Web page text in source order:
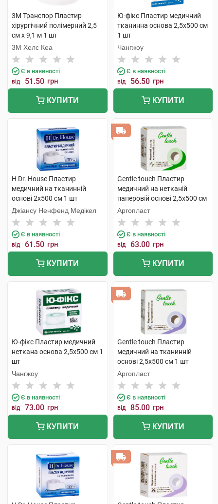
3M Транспор Пластир
хірургічний полімерний 2,5
см х 9,1 м 1 шт
3M Хелс Кеа
Є в наявності
від 51.50 грн
КУПИТИ
Ю-фікс Пластир медичний
тканинна основа 2,5х500 см
1 шт
Чангжоу
Є в наявності
від 56.50 грн
КУПИТИ
H Dr. House Пластир
медичний на тканинній
основі 2х500 см 1 шт
Джіансу Ненфенд Медікел
Є в наявності
від 61.50 грн
КУПИТИ
Gentle touch Пластир
медичний на нетканій
паперовій основі 2,5х500 см
1 шт
Аргопласт
Є в наявності
від 63.00 грн
КУПИТИ
Ю-фікс Пластир медичний
неткана основа 2,5х500 см 1
шт
Чангжоу
Є в наявності
від 73.00 грн
КУПИТИ
Gentle touch Пластир
медичний на тканинній
основі 2,5х500 см 1 шт
Аргопласт
Є в наявності
від 85.00 грн
КУПИТИ